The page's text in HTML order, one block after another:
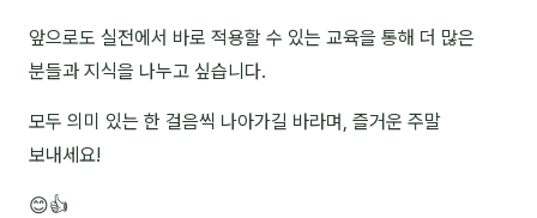
김종혁
구자룡
김경태
앞으로도 실전에서 바로 적용할 수 있는 교육을 통해 더 많은
분들과 지식을 나누고 싶습니다.
모두 의미 있는 한 걸음씩 나아가길 바라며, 즐거운 주말
보내세요!
😊👍